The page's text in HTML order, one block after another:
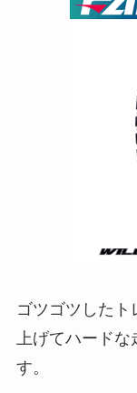
ゴツゴツしたト
上げてハード
す。